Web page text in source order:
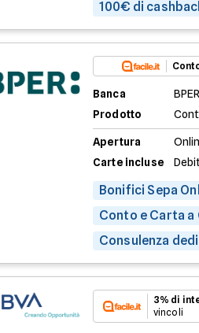
100€ di
Banca
Prodotto
Apertura
Carte incluse
Bonifici Sepa
Conto e Carta a
Consulenza
3% di
vincoli